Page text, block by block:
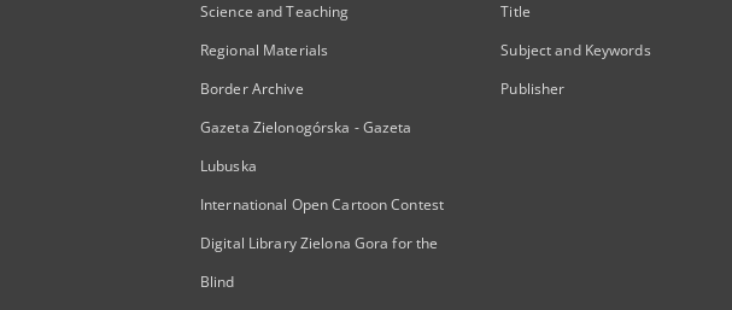
Science and Teaching
Regional Materials
Border Archive
Gazeta Zielonogórska - Gazeta
Lubuska
International Open Cartoon Contest
Digital Library Zielona Gora for the
Blind
Title
Subject and Keywords
Publisher